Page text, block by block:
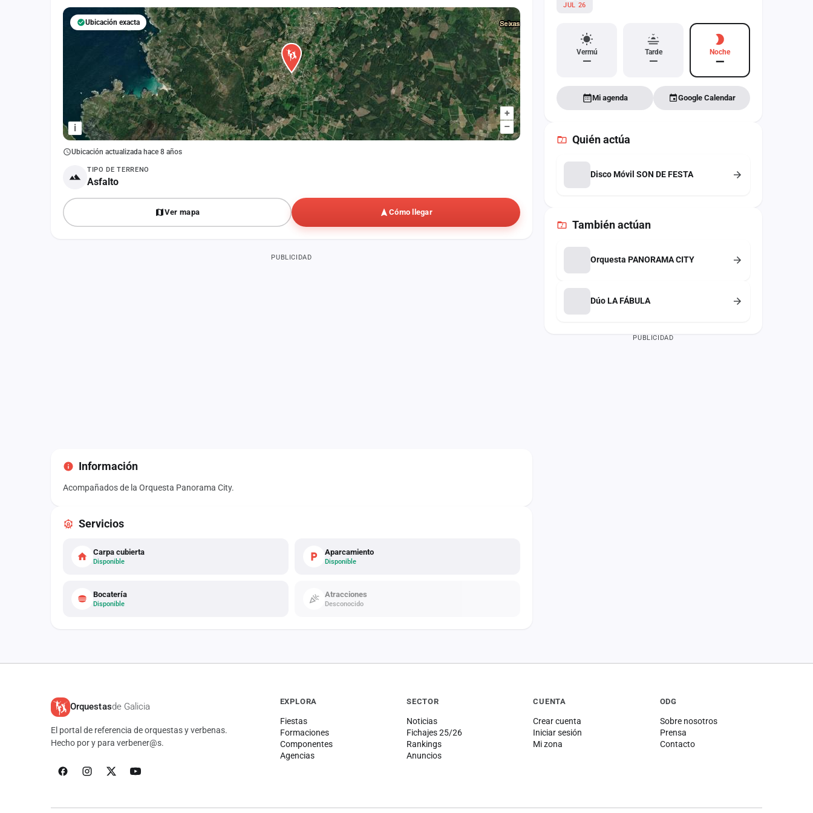
+
–
i
Ubicación exacta
Ubicación actualizada hace 8 años
TIPO DE TERRENO
Asfalto
Ver mapa Cómo llegar
PUBLICIDAD
Información
Acompañados de la Orquesta Panorama City.
Servicios
Carpa cubierta
Disponible
Aparcamiento
Disponible
Bocatería
Disponible
Atracciones
Desconocido
JUL 26
Vermú
—
Tarde
—
Noche
—
Mi agenda Google Calendar
Quién actúa
Disco Móvil SON DE FESTA
Tambiénactúan
Orquesta PANORAMA CITY
Dúo LA FÁBULA
PUBLICIDAD
Orquestasde Galicia
El portal de referencia de orquestas y verbenas.
Hecho por y para verbener@s.
EXPLORA
Fiestas
Formaciones
Componentes
Agencias
SECTOR
Noticias
Fichajes 25/26
Rankings
Anuncios
CUENTA
Crear cuenta
Iniciar sesión
Mi zona
ODG
Sobre nosotros
Prensa
Contacto
Iniciar sesión